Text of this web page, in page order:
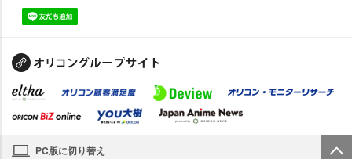
PC版に切り替え